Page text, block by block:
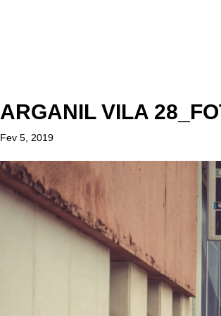
ARGANIL VILA
Fev 5, 2019